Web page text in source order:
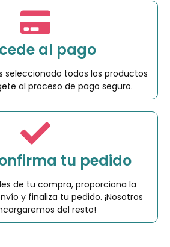
al pago
seleccionado todos los productos
al proceso de pago seguro.
tu pedido
de tu compra, proporciona la
y finaliza tu pedido. ¡Nosotros
del resto!